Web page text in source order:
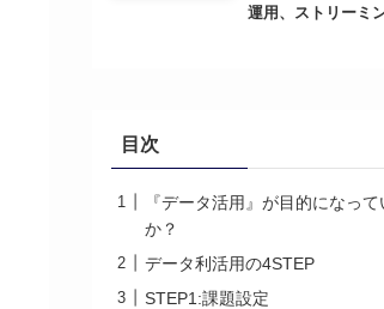
運用、ストリーミ
目次
『データ活用』が目的になっ
か？
データ利活用の4STEP
STEP1:課題設定